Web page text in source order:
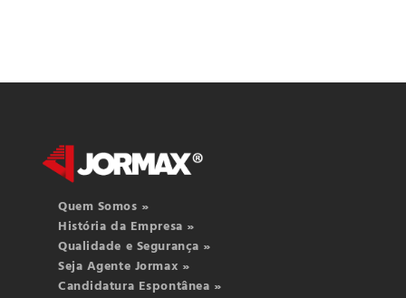
Quem Somos »
História da Empresa »
Qualidade e Segurança »
Seja Agente Jormax »
Candidatura Espontânea »